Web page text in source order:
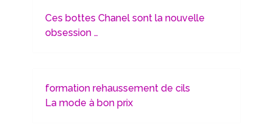
Ces bottes Chanel sont la nouvelle
obsession …
formation rehaussement de cils
La mode à bon prix